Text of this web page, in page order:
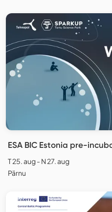
ESA BIC Estonia pre-
T 25. aug - N 27. aug
Pärnu